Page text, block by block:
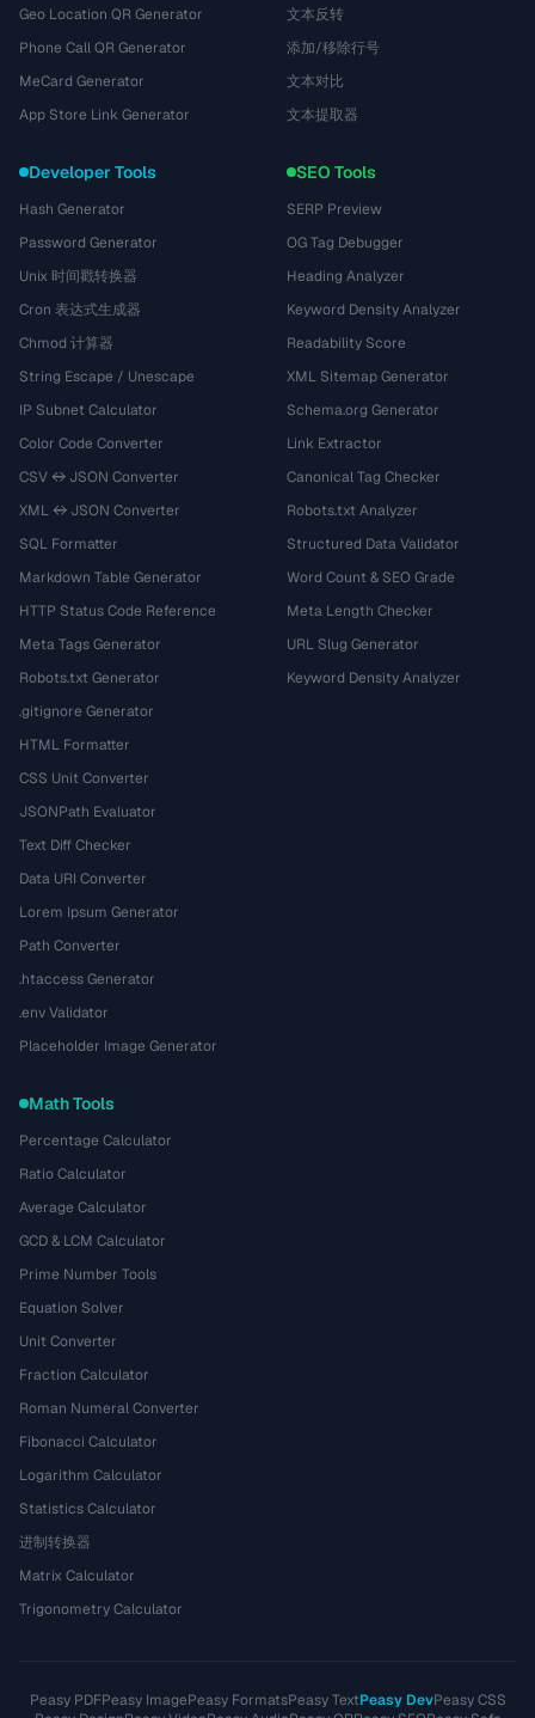
Geo Location QR Generator
Phone Call QR Generator
MeCard Generator
App Store Link Generator
文本反转
添加/移除行号
文本对比
文本提取器
Developer Tools
Hash Generator
Password Generator
Unix 时间戳转换器
Cron 表达式生成器
Chmod 计算器
String Escape / Unescape
IP Subnet Calculator
Color Code Converter
CSV ↔ JSON Converter
XML ↔ JSON Converter
SQL Formatter
Markdown Table Generator
HTTP Status Code Reference
Meta Tags Generator
Robots.txt Generator
.gitignore Generator
HTML Formatter
CSS Unit Converter
JSONPath Evaluator
Text Diff Checker
Data URI Converter
Lorem Ipsum Generator
Path Converter
.htaccess Generator
.env Validator
Placeholder Image Generator
SEO Tools
SERP Preview
OG Tag Debugger
Heading Analyzer
Keyword Density Analyzer
Readability Score
XML Sitemap Generator
Schema.org Generator
Link Extractor
Canonical Tag Checker
Robots.txt Analyzer
Structured Data Validator
Word Count & SEO Grade
Meta Length Checker
URL Slug Generator
Keyword Density Analyzer
Math Tools
Percentage Calculator
Ratio Calculator
Average Calculator
GCD & LCM Calculator
Prime Number Tools
Equation Solver
Unit Converter
Fraction Calculator
Roman Numeral Converter
Fibonacci Calculator
Logarithm Calculator
Statistics Calculator
进制转换器
Matrix Calculator
Trigonometry Calculator
Peasy PDFPeasy ImagePeasy FormatsPeasy TextPeasy DevPeasy CSS